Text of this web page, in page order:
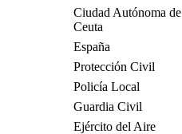
Ciudad Autónoma de
Ceuta
España
Protección Civil
Policía Local
Guardia Civil
Ejército del Aire